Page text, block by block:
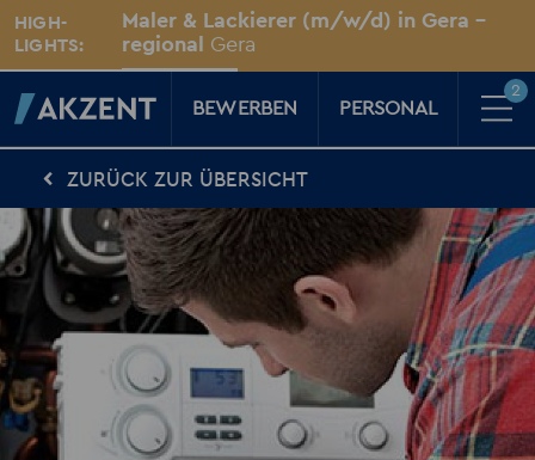
HIGH-
LIGHTS:
Maler & Lackierer (m/w/d) in Gera –
regional Gera
Für Kandidaten
Karriere-Kompass
News, Tipps & Tricks rund um deinen Traumjob
Für Unternehmen
Kompass für Personaler
News rund um den Arbeitsplatz
Über AKZENT
Für Sie vor Ort
AKZENT-Shop
Für unsere größten Fans
Merkzettel 2
BEWERBEN PERSONAL
2
ZURÜCK ZUR ÜBERSICHT